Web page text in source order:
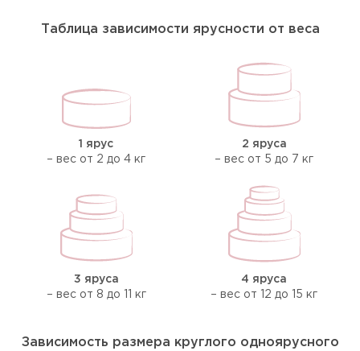
Таблица зависимости ярусности от веса
1 ярус
– вес от 2 до 4 кг
2 яруса
– вес от 5 до 7 кг
3 яруса
– вес от 8 до 11 кг
4 яруса
– вес от 12 до 15 кг
Зависимость размера круглого одноярусного